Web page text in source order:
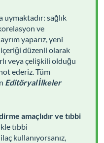
sağlık
ve
yaparız, yeni
içeriği düzenli olarak
veya çelişkili olduğu
ederiz. Tüm
Editöryal İlkeler
amaçlıdır ve tıbbi
tıbbi
kullanıyorsanız,